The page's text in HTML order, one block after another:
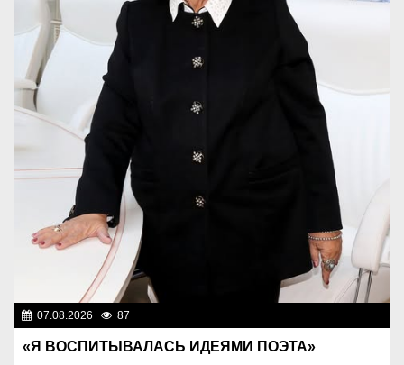
07.08.2026 87
«Я ВОСПИТЫВАЛАСЬ ИДЕЯМИ ПОЭТА»